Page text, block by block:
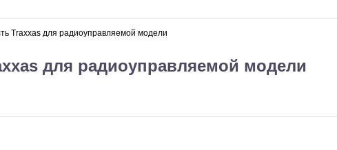
Машины с
Трофи
Traxxas для радиоуправляемой модели
для радиоуправляемой модели